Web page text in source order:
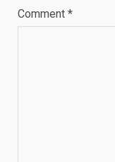
Comment *